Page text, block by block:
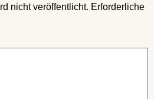
nicht veröffentlicht. Erforderliche